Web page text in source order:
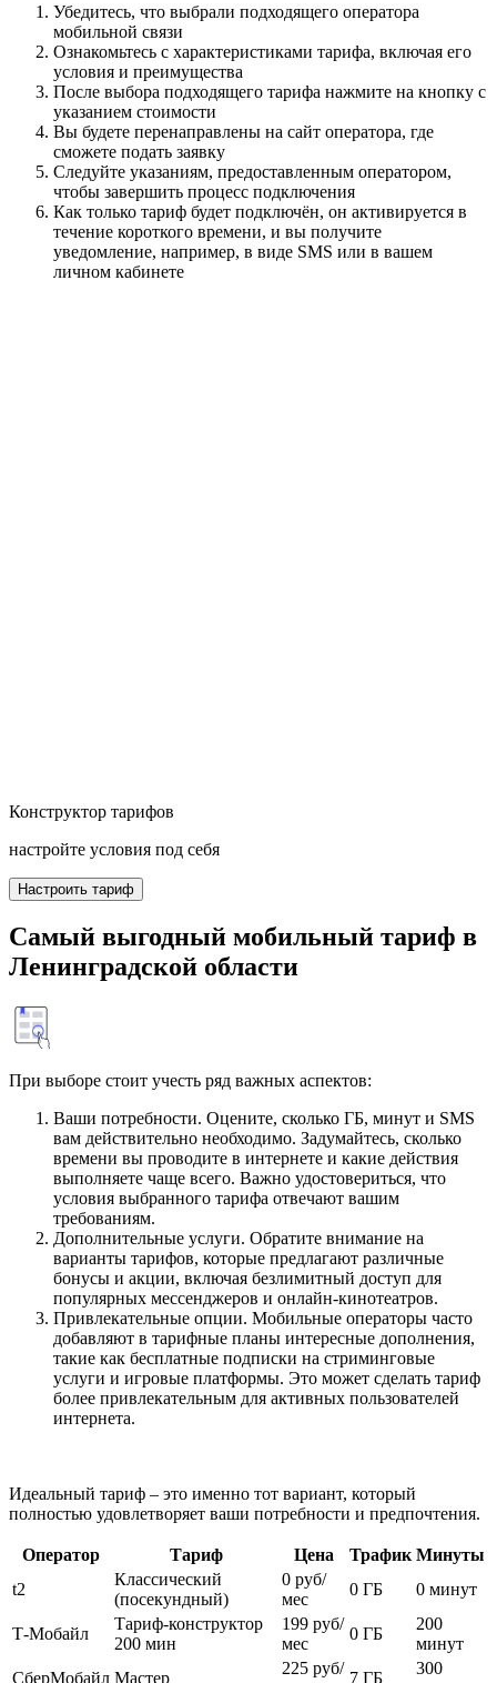
Убедитесь, что выбрали подходящего оператора
мобильной связи
Ознакомьтесь с характеристиками тарифа, включая его
условия и преимущества
После выбора подходящего тарифа нажмите на кнопку с
указанием стоимости
Вы будете перенаправлены на сайт оператора, где
сможете подать заявку
Следуйте указаниям, предоставленным оператором,
чтобы завершить процесс подключения
Как только тариф будет подключён, он активируется в
течение короткого времени, и вы получите
уведомление, например, в виде SMS или в вашем
личном кабинете
Конструктор тарифов
настройте условия под себя
Настроить тариф
Самый выгодный мобильный тариф в
Ленинградской области
При выборе стоит учесть ряд важных аспектов:
Ваши потребности. Оцените, сколько ГБ, минут и SMS
вам действительно необходимо. Задумайтесь, сколько
времени вы проводите в интернете и какие действия
выполняете чаще всего. Важно удостовериться, что
условия выбранного тарифа отвечают вашим
требованиям.
Дополнительные услуги. Обратите внимание на
варианты тарифов, которые предлагают различные
бонусы и акции, включая безлимитный доступ для
популярных мессенджеров и онлайн-кинотеатров.
Привлекательные опции. Мобильные операторы часто
добавляют в тарифные планы интересные дополнения,
такие как бесплатные подписки на стриминговые
услуги и игровые платформы. Это может сделать тариф
более привлекательным для активных пользователей
интернета.
Идеальный тариф – это именно тот вариант, который
полностью удовлетворяет ваши потребности и предпочтения.
Оператор Тариф Цена Трафик Минуты
t2
Классический
(посекундный)
0 руб/
мес
0 ГБ 0 минут
Т‑Мобайл
Тариф-конструктор
200 мин
199 руб/
мес
0 ГБ
200
минут
СберМобайл Мастер
225 руб/
7 ГБ
300